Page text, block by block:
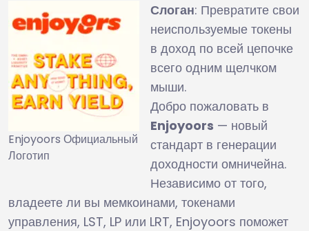
Enjoyoors Официальный
Логотип
Слоган: Превратите свои
неиспользуемые токены
в доход по всей цепочке
всего одним щелчком
мыши.
Добро пожаловать в
Enjoyoors — новый
стандарт в генерации
доходности омничейна.
Независимо от того,
владеете ли вы мемкоинами, токенами
управления, LST, LP или LRT, Enjoyoors поможет